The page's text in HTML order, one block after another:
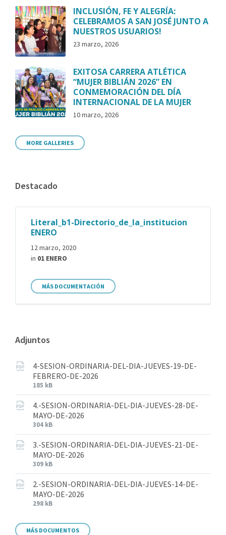
INCLUSIÓN, FE Y ALEGRÍA:
CELEBRAMOS A SAN JOSÉ JUNTO A
NUESTROS USUARIOS!
23 marzo, 2026
EXITOSA CARRERA ATLÉTICA
“MUJER BIBLIÁN 2026” EN
CONMEMORACIÓN DEL DÍA
INTERNACIONAL DE LA MUJER
10 marzo, 2026
MORE GALLERIES
Destacado
Literal_b1-Directorio_de_la_institucion
ENERO
12 marzo, 2020
in 01 ENERO
MÁS DOCUMENTACIÓN
Adjuntos
4-SESION-ORDINARIA-DEL-DIA-JUEVES-19-DE-
FEBRERO-DE-2026
185 kB
4.-SESION-ORDINARIA-DEL-DIA-JUEVES-28-DE-
MAYO-DE-2026
304 kB
3.-SESION-ORDINARIA-DEL-DIA-JUEVES-21-DE-
MAYO-DE-2026
309 kB
2.-SESION-ORDINARIA-DEL-DIA-JUEVES-14-DE-
MAYO-DE-2026
298 kB
MÁS DOCUMENTOS